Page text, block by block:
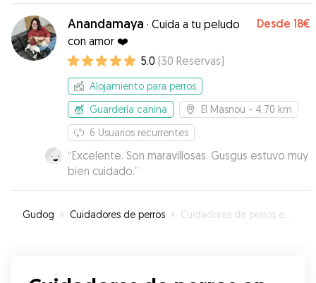
Anandamaya · Cuida a tu peludo
con amor ❤️
Desde 18€
5.0 (30 Reservas)
Alojamiento para perros
Guardería canina
El Masnou - 4.70 km
6 Usuarios recurrentes
“Excelente. Son maravillosas. Gusgus estuvo muy
bien cuidado.”
Gudog » Cuidadores de perros » Cuidadores de perros en Premià de Mar